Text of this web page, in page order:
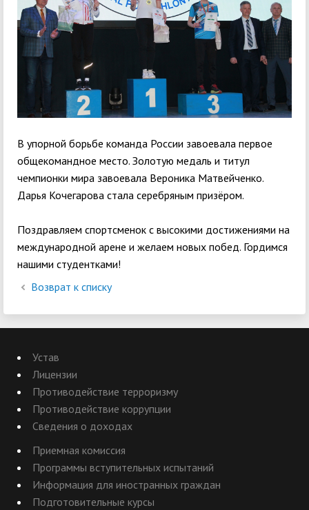
В упорной борьбе команда России завоевала первое
общекомандное место. Золотую медаль и титул
чемпионки мира завоевала Вероника Матвейченко.
Дарья Кочегарова стала серебряным призёром.
Поздравляем спортсменок с высокими достижениями на
международной арене и желаем новых побед. Гордимся
нашими студентками!
Возврат к списку
Устав
Лицензии
Противодействие терроризму
Противодействие коррупции
Сведения о доходах
Приемная комиссия
Программы вступительных испытаний
Информация для иностранных граждан
Подготовительные курсы